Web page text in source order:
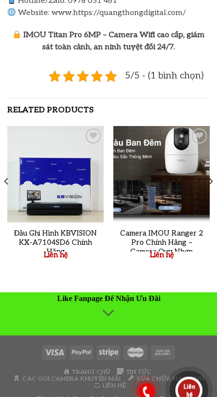
Website: www.https://quangthongdigital.com/
IMOU Titan Pro 6MP – Camera Wifi cao cấp, giám
sát toàn cảnh, an ninh tuyệt đối 24/7.
5/5 - (1 bình chọn)
RELATED PRODUCTS
Đầu Ghi Hình KBVISION
KX-A7104SD6 Chính
Hãng
Liên hệ
Add to
wishlist
Camera IMOU Ranger 2
Pro Chính Hãng –
Camera Quy Nhơn
Liên hệ
Like Fanpage Để Nhận Ưu Đãi
TRANG CHỦ
TIN TỨC
CÁC GÓI CAMERA KHUYẾN MÃI
SỬA CHỮA MÁY TÍNH
LIÊN HỆ